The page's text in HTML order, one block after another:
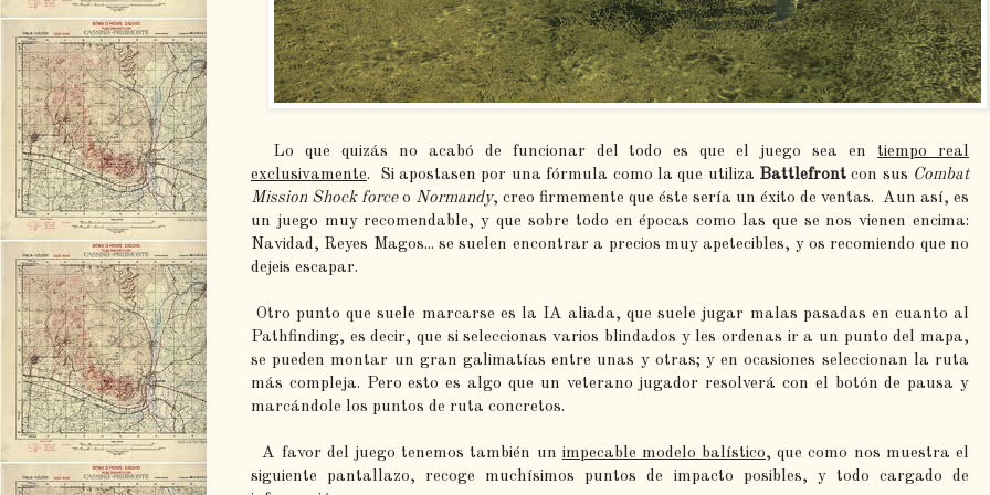
Lo que quizás no acabó de funcionar del todo es que el juego sea entiempo real
exclusivamente. Si apostasen por una fórmula como la que utiliza Battlefrontcon sus Combat
Mission Shock forceo Normandy, creo firmemente que éste sería un éxito de ventas. Aun así, es
un juego muy recomendable, y que sobre todo en épocas como las que se nos vienen encima:
Navidad, Reyes Magos... se suelen encontrar a precios muy apetecibles, y os recomiendo que no
dejeis escapar.
Otro punto que suele marcarse es la IA aliada, que suele jugar malas pasadas en cuanto al
Pathfinding, es decir, que si seleccionas varios blindados y les ordenas ir a un punto del mapa,
se pueden montar un gran galimatías entre unas y otras; y en ocasiones seleccionan la ruta
más compleja. Pero esto es algo que un veterano jugador resolverá con el botón de pausa y
marcándole los puntos de ruta concretos.
A favor del juego tenemos también un impecable modelo balístico, que como nos muestra el
siguiente pantallazo, recoge muchísimos puntos de impacto posibles, y todo cargado de